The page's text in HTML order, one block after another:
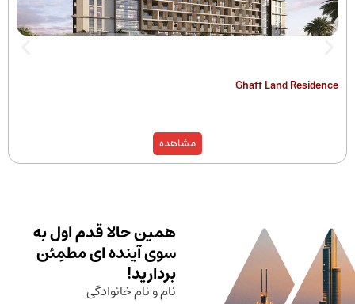
Ghaff
همین حالا قدم اول به
سوی آینده ای مطمِئن
بردارید!
نام و نام خانوادگی